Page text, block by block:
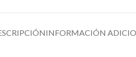
INFORMACIÓN